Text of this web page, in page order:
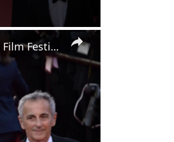
×
France: 'La Vie d'une femme' premieres at 79th Cannes Film Festival.